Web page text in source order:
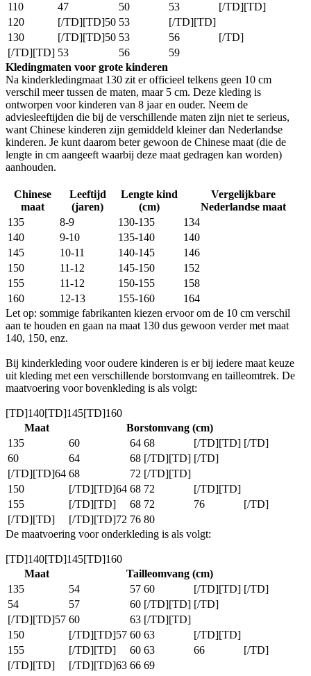
110 47 50 53
[/TD][TD]
120
[/TD][TD]50 53
[/TD][TD]
130
[/TD][TD]50 53 56
[/TD]
[/TD][TD] 53 56
59
Kledingmaten voor grote kinderen
Na kinderkledingmaat 130 zit er officieel telkens geen 10 cm
verschil meer tussen de maten, maar 5 cm. Deze kleding is
ontworpen voor kinderen van 8 jaar en ouder. Neem de
adviesleeftijden die bij de verschillende maten zijn niet te serieus,
want Chinese kinderen zijn gemiddeld kleiner dan Nederlandse
kinderen. Je kunt daarom beter gewoon de Chinese maat (die de
lengte in cm aangeeft waarbij deze maat gedragen kan worden)
aanhouden.
Chinese
maat
Leeftijd
(jaren)
Lengte kind
(cm)
Vergelijkbare
Nederlandse maat
135
8-9 130-135
134
140
9-10 135-140
140
145
10-11 140-145
146
150
11-12 145-150
152
155
11-12 150-155
158
160
12-13 155-160
164
Let op: sommige fabrikanten kiezen ervoor om de 10 cm verschil
aan te houden en gaan na maat 130 dus gewoon verder met maat
140, 150, enz.
Bij kinderkleding voor oudere kinderen is er bij iedere maat keuze
uit kleding met een verschillende borstomvang en tailleomtrek. De
maatvoering voor bovenkleding is als volgt:
[TD]140[TD]145[TD]160
Maat
Borstomvang (cm)
135
60 64 68 [/TD][TD] [/TD]
60
64 68 [/TD][TD] [/TD]
[/TD][TD]64 68 72 [/TD][TD]
150
[/TD][TD]64 68 72
[/TD][TD]
155
[/TD][TD] 68 72 76
[/TD]
[/TD][TD]
[/TD][TD]72 76 80
De maatvoering voor onderkleding is als volgt:
[TD]140[TD]145[TD]160
Maat
Tailleomvang (cm)
135
54 57 60 [/TD][TD] [/TD]
54
57 60 [/TD][TD] [/TD]
[/TD][TD]57 60 63 [/TD][TD]
150
[/TD][TD]57 60 63
[/TD][TD]
155
[/TD][TD] 60 63 66
[/TD]
[/TD][TD]
[/TD][TD]63 66 69